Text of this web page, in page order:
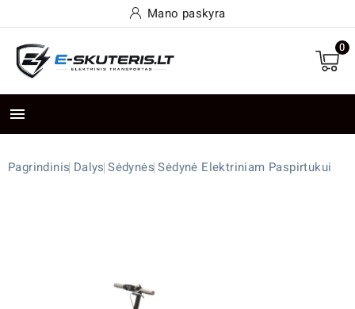
Mano paskyra
0

Pagrindinis Dalys Sėdynės Sėdynė Elektriniam Paspirtukui